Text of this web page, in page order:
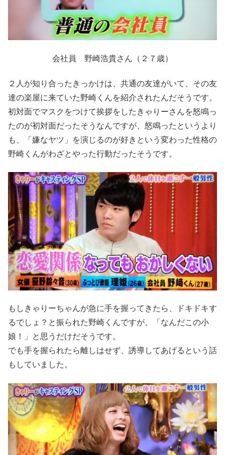
会社員 野崎浩貴さん（２７歳）
２人が知り合ったきっかけは、共通の友達がいて、その友
達の楽屋に来ていた野崎くんを紹介されたんだそうです。
初対面でマスクをつけて挨拶をしたきゃりーさんを怒鳴っ
たのが初対面だったそうなんですが、怒鳴ったというより
も、「嫌なヤツ」を演じるのが好きという変わった性格の
野崎くんがわざとやった行動だったそうです。
もしきゃりーちゃんが急に手を握ってきたら、ドキドキす
るでしょ？と振られた野崎くんですが、「なんだこの小
娘！」と思うだけだそうです。
でも手を握られたら離しはせず、誘導してあげるという話
もしていました。